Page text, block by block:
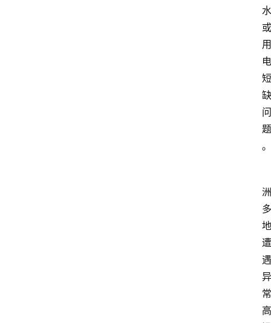
水
或
用
电
短
缺
问
题
。
洲
多
地
遭
遇
异
常
高